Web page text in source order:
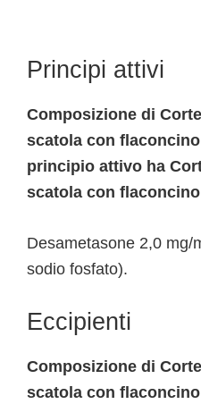
Principi attivi
Composizione di
scatola con
principio attivo ha
scatola con
Desametasone 2,0 mg/
sodio fosfato).
Eccipienti
Composizione di
scatola con